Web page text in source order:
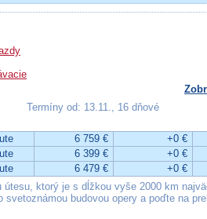
Termíny od: 13.11., 16 dňové
6 759 € +0 €
6 399 € +0 €
6 479 € +0 €
útesu, ktorý je s dĺžkou vyše 2000 km
budovou opery a poďte na